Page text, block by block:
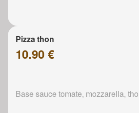
Pizza thon
10.90 €
Base sauce tomate, mozzarella,